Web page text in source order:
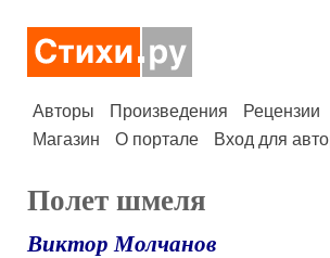
Авторы Произведения Рецензии
Магазин
О портале Вход для
Полет шмеля
Виктор Молчанов